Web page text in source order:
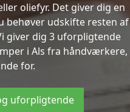
oliefyr. Det giver dig en
behøver udskifte resten af
giver dig 3 uforpligtende
i Als fra håndværkere,
for.
uforpligtende